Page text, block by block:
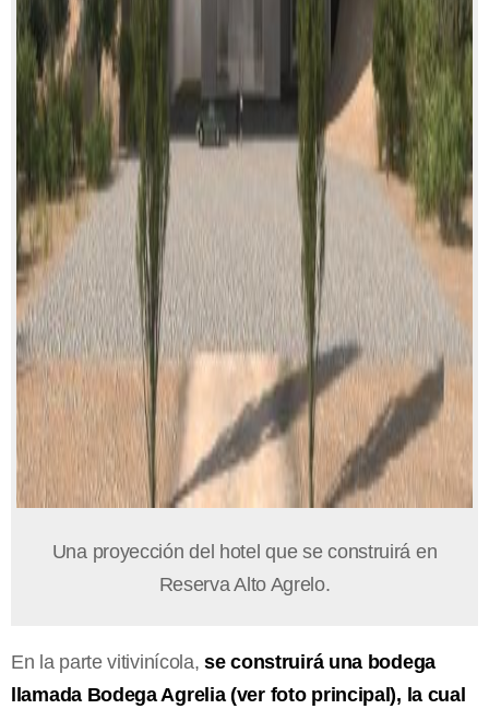
Una proyección del hotel que se construirá en
Reserva Alto Agrelo.
En la parte vitivinícola, se construirá una bodega
llamada Bodega Agrelia (ver foto principal), la cual